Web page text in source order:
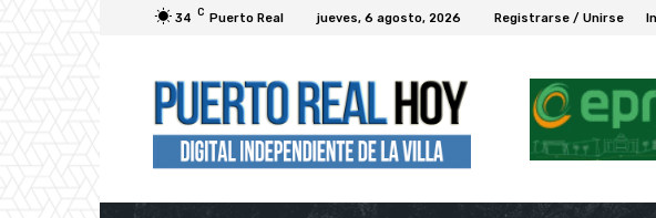
34 C Puerto Real jueves, 6 agosto, 2026 Registrarse / Unirse